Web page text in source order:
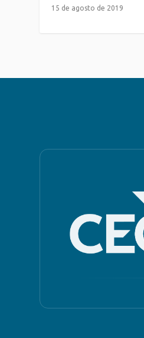
15 de agosto de 2019